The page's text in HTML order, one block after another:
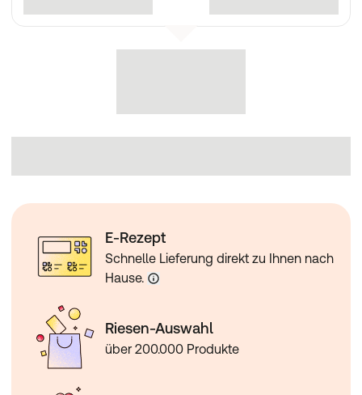
E-Rezept
Schnelle Lieferung direkt zu Ihnen nach
Hause.
Riesen-Auswahl
über 200.000 Produkte